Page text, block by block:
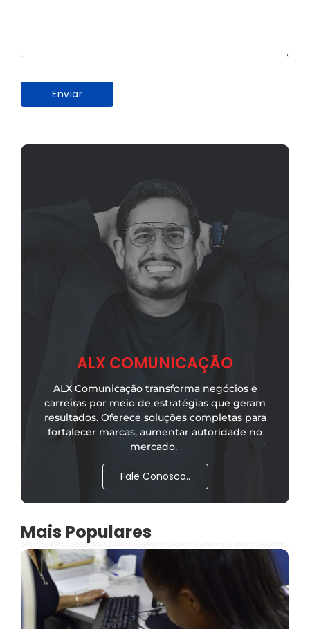
ALX COMUNICAÇÃO
ALX Comunicação transforma negócios e
carreiras por meio de estratégias que geram
resultados. Oferece soluções completas para
fortalecer marcas, aumentar autoridade no
mercado.
Fale Conosco..
Mais Populares